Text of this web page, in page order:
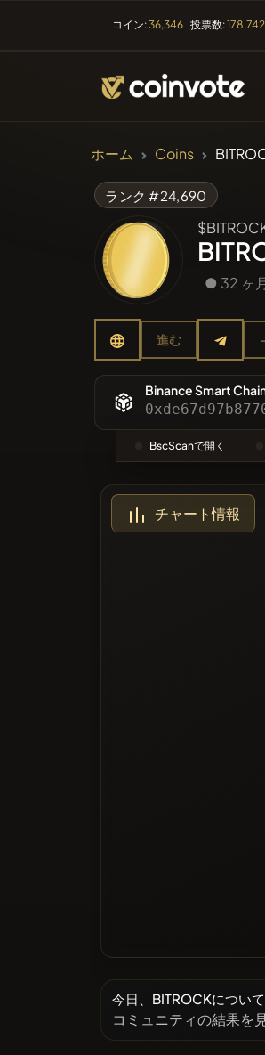
コイン:36,346 投票数:
ホーム Coins
ランク #24,690
● 32 ヶ
進む -
Binance Smart
BscScanで開く
チャート情報
今日、BITROCKについ
コミュニティの結果を